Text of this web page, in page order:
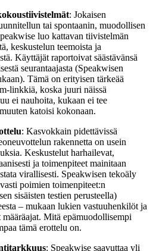
: Jokaisen
tai spontaanin, muodollisen
luo kattavan tiivistelmän
keskustelun teemoista ja
Käyttäjät raportoivat säästävänsä
seurantaajasta (Speakwisen
Tämä on erityisen tärkeää
linkkiä, koska juuri näissä
ei nauhoita, kukaan ei tee
katoisi kokonaan.
: Kasvokkain pidettävissä
rakennetta on usein
Keskustelut harhailevat,
ja toimenpiteet mainitaan
virallisesti. Speakwisen tekoäly
poimien toimenpiteet:n
sisäisten testien perusteella)
– mukaan lukien vastuuhenkilöt ja
Mitä epämuodollisempi
tämä erottelu on.
: Speakwise saavuttaa yli